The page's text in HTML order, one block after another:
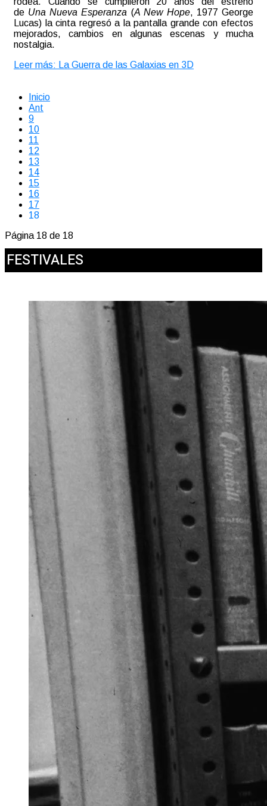
de Una Nueva Esperanza (A New Hope, 1977 George
Lucas) la cinta regresó a la pantalla grande con efectos
mejorados, cambios en algunas escenas y mucha
nostalgia.
Leer más: La Guerra de las Galaxias en 3D
Inicio
Ant
9
10
11
12
13
14
15
16
17
18
Página 18 de 18
FESTIVALES